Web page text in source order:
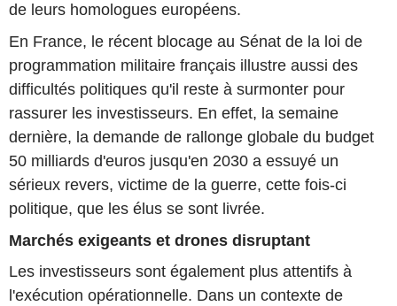
de leurs homologues européens.
En France, le récent blocage au Sénat de la loi de
programmation militaire français illustre aussi des
difficultés politiques qu'il reste à surmonter pour
rassurer les investisseurs. En effet, la semaine
dernière, la demande de rallonge globale du budget
50 milliards d'euros jusqu'en 2030 a essuyé un
sérieux revers, victime de la guerre, cette fois-ci
politique, que les élus se sont livrée.
Marchés exigeants et drones disruptant
Les investisseurs sont également plus attentifs à
l'exécution opérationnelle. Dans un contexte de